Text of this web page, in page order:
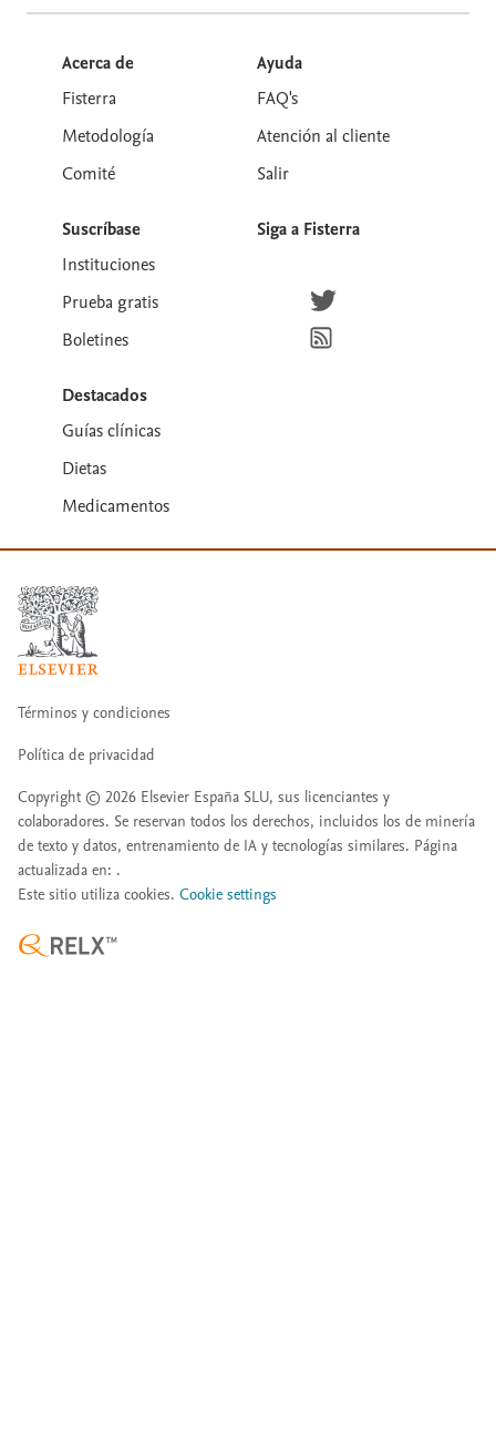
Acerca de
Fisterra
Metodología
Comité
Suscríbase
Instituciones
Prueba gratis
Boletines
Destacados
Guías clínicas
Dietas
Medicamentos
Ayuda
FAQ's
Atención al cliente
Salir
Siga a Fisterra
Síguenos en Twitter
Suscríbete para recibir
Términos y condiciones
Política de privacidad
Copyright © 2026 Elsevier España SLU, sus licenciantes y
colaboradores. Se reservan todos los derechos, incluidos los de minería
de texto y datos, entrenamiento de IA y tecnologías similares. Página
actualizada en: .
Este sitio utiliza cookies. Cookie settings